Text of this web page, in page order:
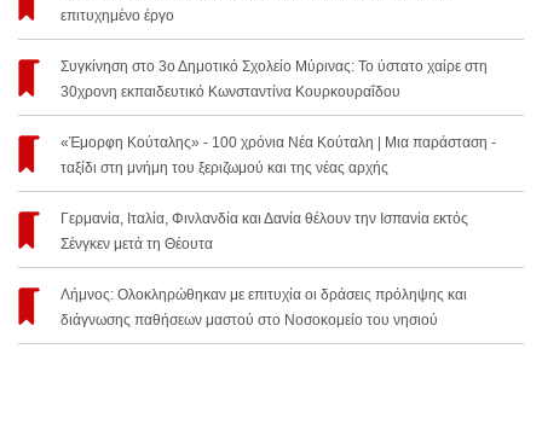
επιτυχημένο έργο
Συγκίνηση στο 3ο Δημοτικό Σχολείο Μύρινας: Το ύστατο χαίρε στη
30χρονη εκπαιδευτικό Κωνσταντίνα Κουρκουραΐδου
«Έμορφη Κούταλης» - 100 χρόνια Νέα Κούταλη | Μια παράσταση -
ταξίδι στη μνήμη του ξεριζωμού και της νέας αρχής
Γερμανία, Ιταλία, Φινλανδία και Δανία θέλουν την Ισπανία εκτός
Σένγκεν μετά τη Θέουτα
Λήμνος: Ολοκληρώθηκαν με επιτυχία οι δράσεις πρόληψης και
διάγνωσης παθήσεων μαστού στο Νοσοκομείο του νησιού